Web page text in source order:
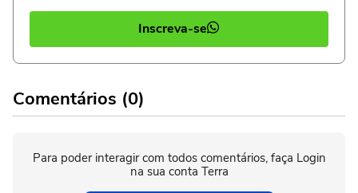
Inscreva-se
Comentários (0)
Para poder interagir com todos comentários, faça Login
na sua conta Terra